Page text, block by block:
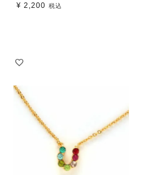
¥ 2,200 税込